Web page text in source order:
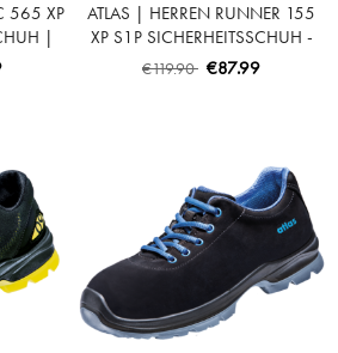
565 XP
|
ATLAS | HERREN RUNNER 155
XP S1P SICHERHEITSSCHUH -
BLACK | WHITE
€119.90 €87.99